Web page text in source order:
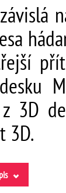
3D
3D.